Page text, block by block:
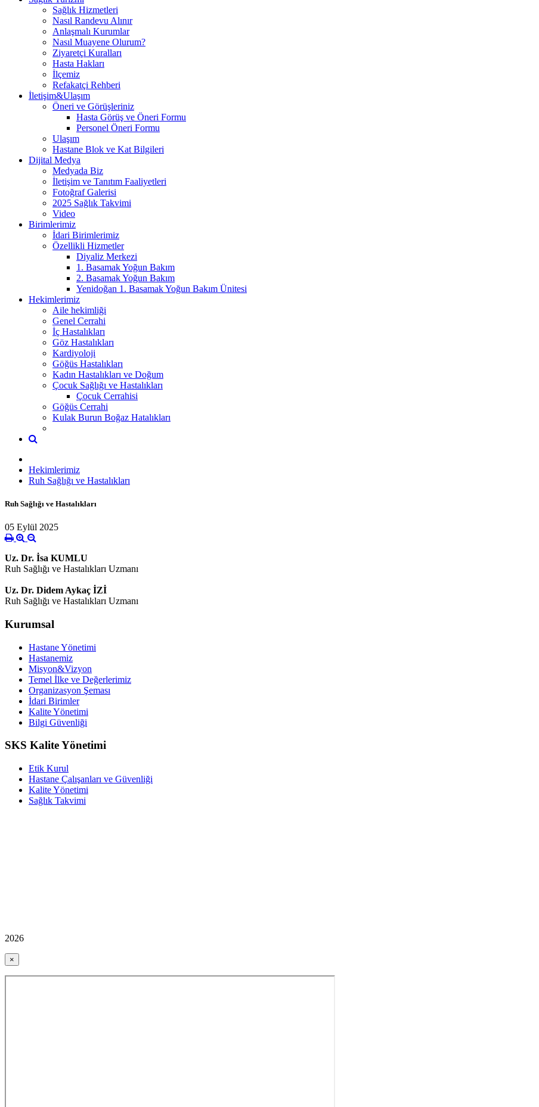
Sağlık Hizmetleri
Nasıl Randevu Alınır
Anlaşmalı Kurumlar
Nasıl Muayene Olurum?
Ziyaretçi Kuralları
Hasta Hakları
İlçemiz
Refakatçi Rehberi
İletişim&Ulaşım
Öneri ve Görüşleriniz
Hasta Görüş ve Öneri Formu
Personel Öneri Formu
Ulaşım
Hastane Blok ve Kat Bilgileri
Dijital Medya
Medyada Biz
İletişim ve Tanıtım Faaliyetleri
Fotoğraf Galerisi
2025 Sağlık Takvimi
Video
Birimlerimiz
İdari Birimlerimiz
Özellikli Hizmetler
Diyaliz Merkezi
1. Basamak Yoğun Bakım
2. Basamak Yoğun Bakım
Yenidoğan 1. Basamak Yoğun Bakım Ünitesi
Hekimlerimiz
Aile hekimliği
Genel Cerrahi
İç Hastalıkları
Göz Hastalıkları
Kardiyoloji
Göğüs Hastalıkları
Kadın Hastalıkları ve Doğum
Çocuk Sağlığı ve Hastalıkları
Çocuk Cerrahisi
Göğüs Cerrahi
Kulak Burun Boğaz Hatalıkları
Hekimlerimiz
Ruh Sağlığı ve Hastalıkları
Ruh Sağlığı ve Hastalıkları
05 Eylül 2025
Uz. Dr. İsa KUMLU
Ruh Sağlığı ve Hastalıkları Uzmanı
Uz. Dr. Didem Aykaç İZİ
Ruh Sağlığı ve Hastalıkları Uzmanı
Kurumsal
Hastane Yönetimi
Hastanemiz
Misyon&Vizyon
Temel İlke ve Değerlerimiz
Organizasyon Şeması
İdari Birimler
Kalite Yönetimi
Bilgi Güvenliği
SKS Kalite Yönetimi
Etik Kurul
Hastane Çalışanları ve Güvenliği
Kalite Yönetimi
Sağlık Takvimi
2026
×